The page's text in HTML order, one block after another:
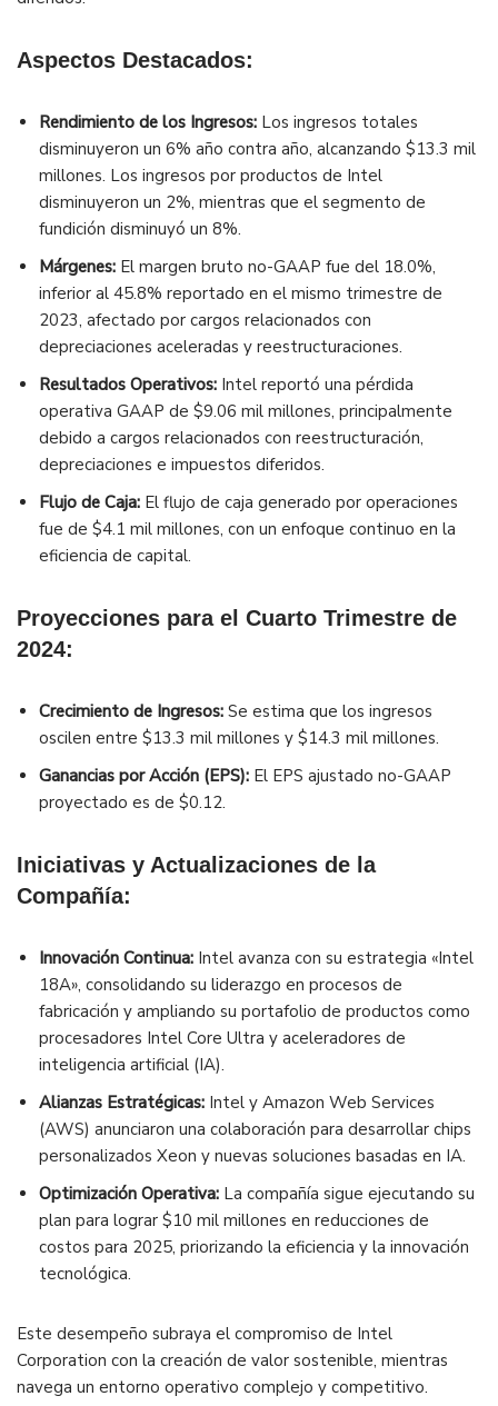
Aspectos Destacados:
Rendimiento de los Ingresos: Los ingresos totales
disminuyeron un 6% año contra año, alcanzando $13.3 mil
millones. Los ingresos por productos de Intel
disminuyeron un 2%, mientras que el segmento de
fundición disminuyó un 8%.
Márgenes: El margen bruto no-GAAP fue del 18.0%,
inferior al 45.8% reportado en el mismo trimestre de
2023, afectado por cargos relacionados con
depreciaciones aceleradas y reestructuraciones.
Resultados Operativos: Intel reportó una pérdida
operativa GAAP de $9.06 mil millones, principalmente
debido a cargos relacionados con reestructuración,
depreciaciones e impuestos diferidos.
Flujo de Caja: El flujo de caja generado por operaciones
fue de $4.1 mil millones, con un enfoque continuo en la
eficiencia de capital.
Proyecciones para el Cuarto Trimestre de
2024:
Crecimiento de Ingresos: Se estima que los ingresos
oscilen entre $13.3 mil millones y $14.3 mil millones.
Ganancias por Acción (EPS): El EPS ajustado no-GAAP
proyectado es de $0.12.
Iniciativas y Actualizaciones de la
Compañía:
Innovación Continua: Intel avanza con su estrategia «Intel
18A», consolidando su liderazgo en procesos de
fabricación y ampliando su portafolio de productos como
procesadores Intel Core Ultra y aceleradores de
inteligencia artificial (IA).
Alianzas Estratégicas: Intel y Amazon Web Services
(AWS) anunciaron una colaboración para desarrollar chips
personalizados Xeon y nuevas soluciones basadas en IA.
Optimización Operativa: La compañía sigue ejecutando su
plan para lograr $10 mil millones en reducciones de
costos para 2025, priorizando la eficiencia y la innovación
tecnológica.
Este desempeño subraya el compromiso de Intel
Corporation con la creación de valor sostenible, mientras
navega un entorno operativo complejo y competitivo.